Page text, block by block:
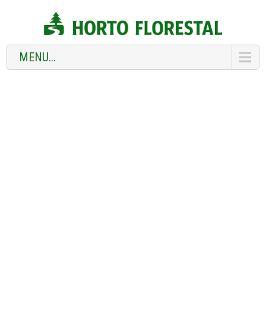
MENU...